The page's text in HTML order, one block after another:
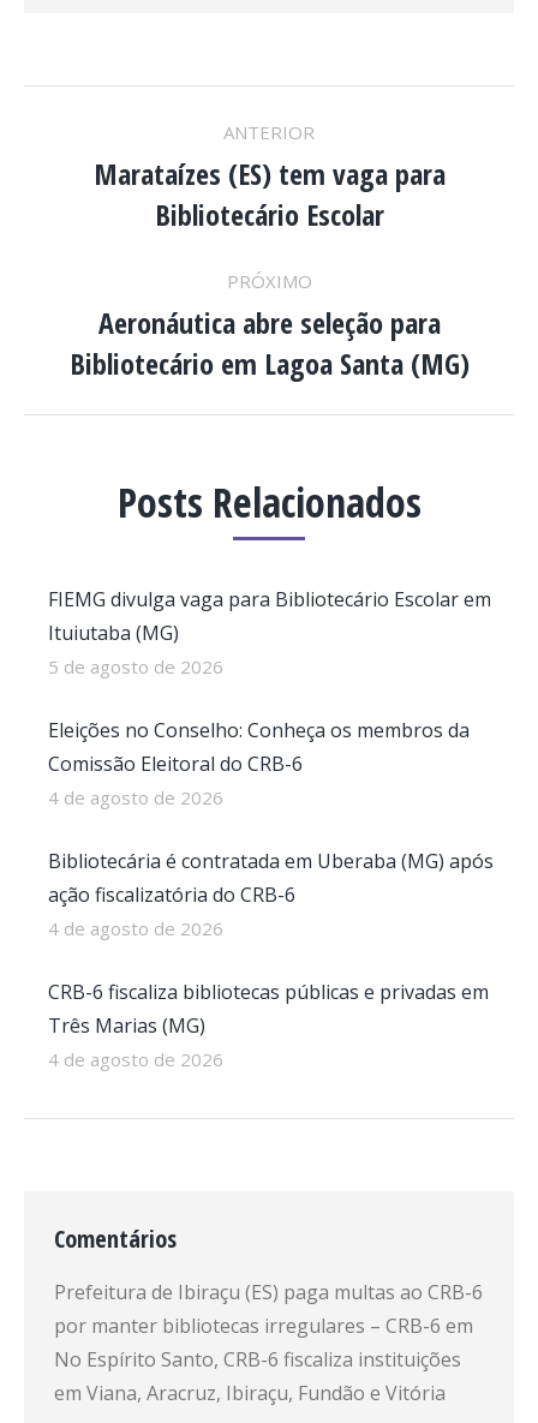
NAVEGAÇÃO
ANTERIOR
Post
anterior:
Marataízes (ES) tem vaga para
Bibliotecário Escolar
PRÓXIMO
Próximo
post:
Aeronáutica abre seleção para
Bibliotecário em Lagoa Santa (MG)
Posts Relacionados
FIEMG divulga vaga para Bibliotecário Escolar em
Ituiutaba (MG)
5 de agosto de 2026
Eleições no Conselho: Conheça os membros da
Comissão Eleitoral do CRB-6
4 de agosto de 2026
Bibliotecária é contratada em Uberaba (MG) após
ação fiscalizatória do CRB-6
4 de agosto de 2026
CRB-6 fiscaliza bibliotecas públicas e privadas em
Três Marias (MG)
4 de agosto de 2026
Comentários
Prefeitura de Ibiraçu (ES) paga multas ao CRB-6
por manter bibliotecas irregulares – CRB-6 em
No Espírito Santo, CRB-6 fiscaliza instituições
em Viana, Aracruz, Ibiraçu, Fundão e Vitória